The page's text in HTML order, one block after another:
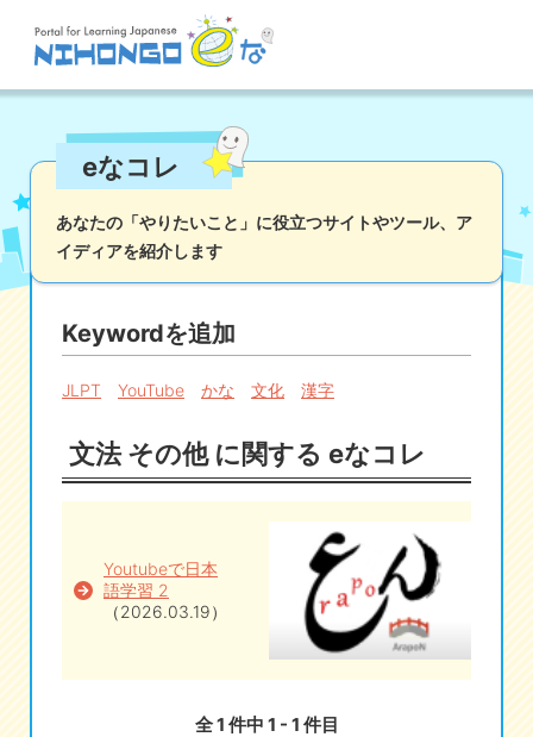
読む 書く 聞く
かな
iOSアプリ検索
Androidアプリ検索
eなコレ
eな情報局
eなコレ
あなたの「やりたいこと」に役立つサイトやツール、 ア
イディアを紹介します
Keywordを追加
JLPT YouTube かな 文化 漢字
文法 その他 に関する eなコレ
Youtubeで日本
語学習 2
（2026.03.19）
全 1 件中 1 - 1 件目